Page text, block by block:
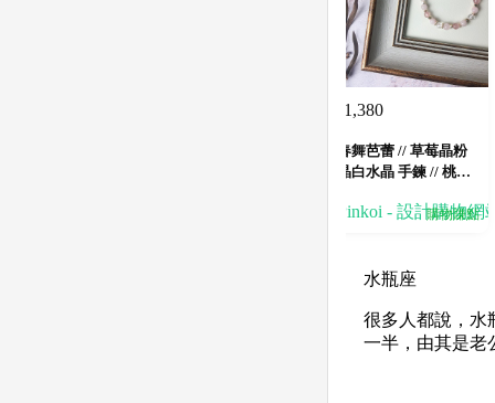
1,380
春舞芭蕾 // 草莓晶粉
晶白水晶 手鍊 // 桃花
Pinkoi - 設計購物網
購物賺點
水瓶座
很多人都說，水
一半，由其是老